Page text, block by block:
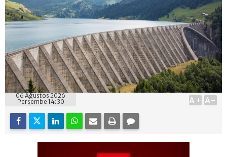
06 Ağustos 2026
Perşembe 14:30
A+ A-